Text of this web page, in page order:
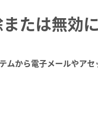
たは無効
から電子メールやアセ